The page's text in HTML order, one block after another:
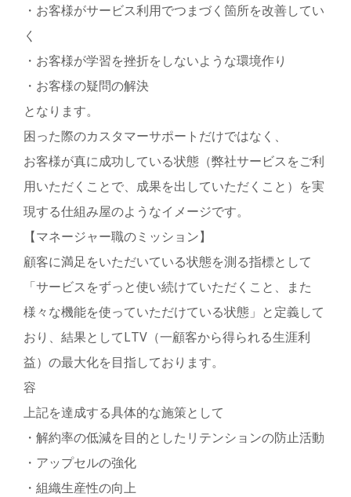
・お客様がサービス利用でつまづく箇所を改善してい
く
・お客様が学習を挫折をしないような環境作り
・お客様の疑問の解決
となります。
困った際のカスタマーサポートだけではなく、
お客様が真に成功している状態（弊社サービスをご利
用いただくことで、成果を出していただくこと）を実
現する仕組み屋のようなイメージです。
【マネージャー職のミッション】
顧客に満足をいただいている状態を測る指標として
「サービスをずっと使い続けていただくこと、また
様々な機能を使っていただけている状態」と定義して
おり、結果としてLTV（一顧客から得られる生涯利
益）の最大化を目指しております。
容
上記を達成する具体的な施策として
・解約率の低減を目的としたリテンションの防止活動
・アップセルの強化
・組織生産性の向上